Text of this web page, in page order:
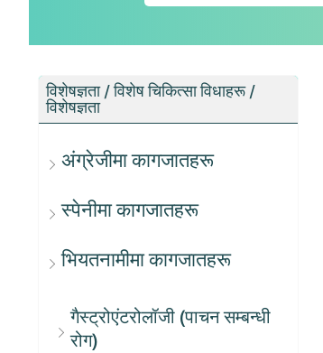
विशेषज्ञता / विशेष चिकित्सा विधाहरू /
विशेषज्ञता
अंग्रेजीमा कागजातहरू
स्पेनीमा कागजातहरू
भियतनामीमा कागजातहरू
गैस्ट्रोएंटरोलॉजी (पाचन सम्बन्धी
रोग)